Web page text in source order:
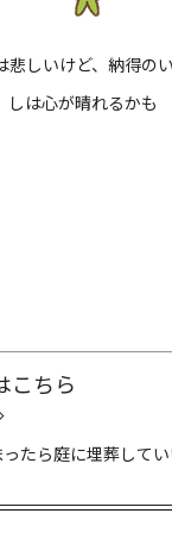
悲しいけど、納得の
しは心が晴れるかも
こちら
たら庭に埋葬してい